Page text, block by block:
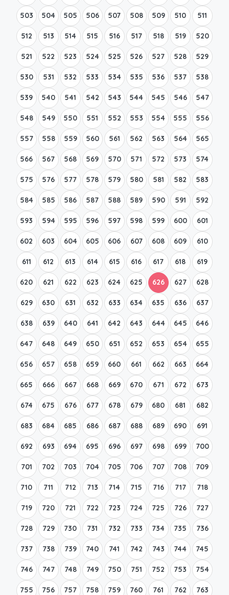
503 504 505 506 507 508 509 510 511
512 513 514 515 516 517 518 519 520
521 522 523 524 525 526 527 528 529
530 531 532 533 534 535 536 537 538
539 540 541 542 543 544 545 546 547
548 549 550 551 552 553 554 555 556
557 558 559 560 561 562 563 564 565
566 567 568 569 570 571 572 573 574
575 576 577 578 579 580 581 582 583
584 585 586 587 588 589 590 591 592
593 594 595 596 597 598 599 600 601
602 603 604 605 606 607 608 609 610
611 612 613 614 615 616 617 618 619
620 621 622 623 624 625 626 627 628
629 630 631 632 633 634 635 636 637
638 639 640 641 642 643 644 645 646
647 648 649 650 651 652 653 654 655
656 657 658 659 660 661 662 663 664
665 666 667 668 669 670 671 672 673
674 675 676 677 678 679 680 681 682
683 684 685 686 687 688 689 690 691
692 693 694 695 696 697 698 699 700
701 702 703 704 705 706 707 708 709
710 711 712 713 714 715 716 717 718
719 720 721 722 723 724 725 726 727
728 729 730 731 732 733 734 735 736
737 738 739 740 741 742 743 744 745
746 747 748 749 750 751 752 753 754
755 756 757 758 759 760 761 762 763